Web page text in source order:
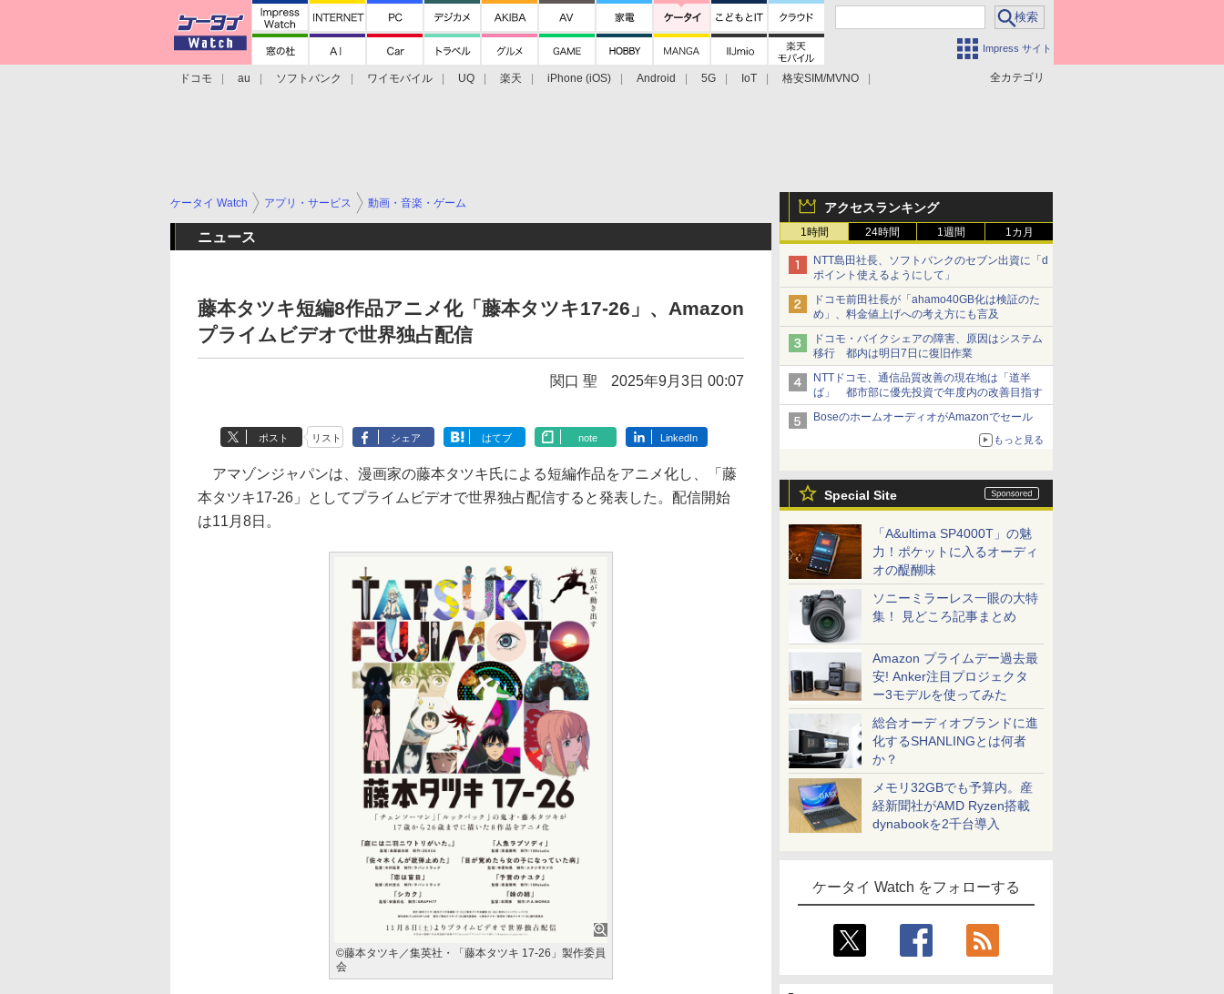
Impress サイト
全カテゴリ
ドコモ au ソフトバンク ワイモバイル UQ 楽天 iPhone (iOS) Android 5G IoT
格安SIM/MVNO
アクセスランキング
1時間 24時間 1週間 1カ月
NTT島田社長、ソフトバンクのセブン出資に「d
ポイント使えるようにして」
ドコモ前田社長が「ahamo40GB化は検証のた
め」、料金値上げへの考え方にも言及
ドコモ・バイクシェアの障害、原因はシステム
移行 都内は明日7日に復旧作業
NTTドコモ、通信品質改善の現在地は「道半
ば」 都市部に優先投資で年度内の改善目指す
BoseのホームオーディオがAmazonでセール
もっと見る
Special Site
「A&ultima SP4000T」の魅
力！ポケットに入るオーディ
オの醍醐味
ソニーミラーレス一眼の大特
集！ 見どころ記事まとめ
Amazon プライムデー過去最
安! Anker注目プロジェクタ
ー3モデルを使ってみた
総合オーディオブランドに進
化するSHANLINGとは何者
か？
メモリ32GBでも予算内。産
経新聞社がAMD Ryzen搭載
dynabookを2千台導入
ケータイ Watch をフォローする
ケータイ Watch アプリ・サービス 動画・音楽・ゲーム
ニュース
藤本タツキ短編8作品アニメ化「藤本タツキ17-26」、Amazon
プライムビデオで世界独占配信
関口 聖 2025年9月3日 00:07
ポスト リスト シェア はてブ note LinkedIn
アマゾンジャパンは、漫画家の藤本タツキ氏による短編作品をアニメ化し、「藤
本タツキ17-26」としてプライムビデオで世界独占配信すると発表した。配信開始
は11月8日。
©藤本タツキ／集英社・「藤本タツキ 17-26」製作委員
会